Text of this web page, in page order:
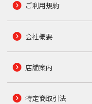
ご利用規約
会社概要
店舗案内
特定商取引法